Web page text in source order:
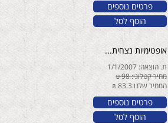
פרטים נוספים
הוסף לסל
אופטימיות נצחית...
ת. הוצאה: 1/1/2007
מחיר קטלוגי: 98 ₪
המחיר שלנו:83.3 ₪
פרטים נוספים
הוסף לסל